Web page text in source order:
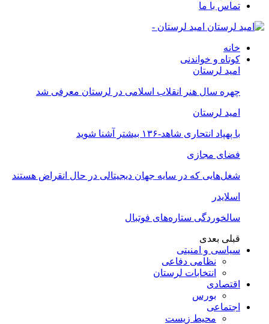
تماس با ما
امید لرستان -
خانه
کوتاه و خواندنی
امید لرستان
چهره سال هنر انقلاب اسلامی در لرستان معرفی شد
امید لرستان
با پهپاد انتحاری شاهد-۱۳۶ بیشتر آشنا شوید
فضای مجازی
شغل‌‌هایی که در سایه جهان دیجیتالی در حال انقراض هستند
اسلایدر
سالخوردگی ستاره‌های فوتبال
قبلی بعدی
سیاسی و امنیتی
نظامی دفاعی
انتخابات لرستان
اقتصادی
بورس
اجتماعی
محیط زیست